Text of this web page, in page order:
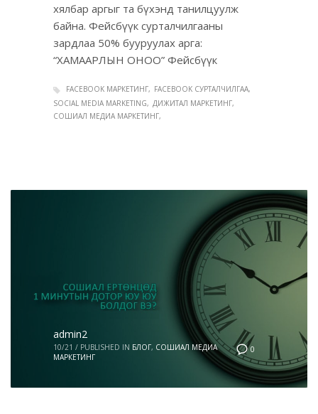
хялбар аргыг та бүхэнд танилцуулж
байна. Фейсбүүк сурталчилгааны
зардлаа 50% бууруулах арга:
“ХАМААРЛЫН ОНОО” Фейсбүүк
FACEBOOK МАРКЕТИНГ
FACEBOOK СУРТАЛЧИЛГАА
SOCIAL MEDIA MARKETING
ДИЖИТАЛ МАРКЕТИНГ
СОШИАЛ МЕДИА МАРКЕТИНГ
0
admin2
10/21 / PUBLISHED IN БЛОГ, СОШИАЛ МЕДИА
МАРКЕТИНГ